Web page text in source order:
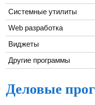
Системные утилиты
Web разработка
Виджеты
Другие программы
Деловые